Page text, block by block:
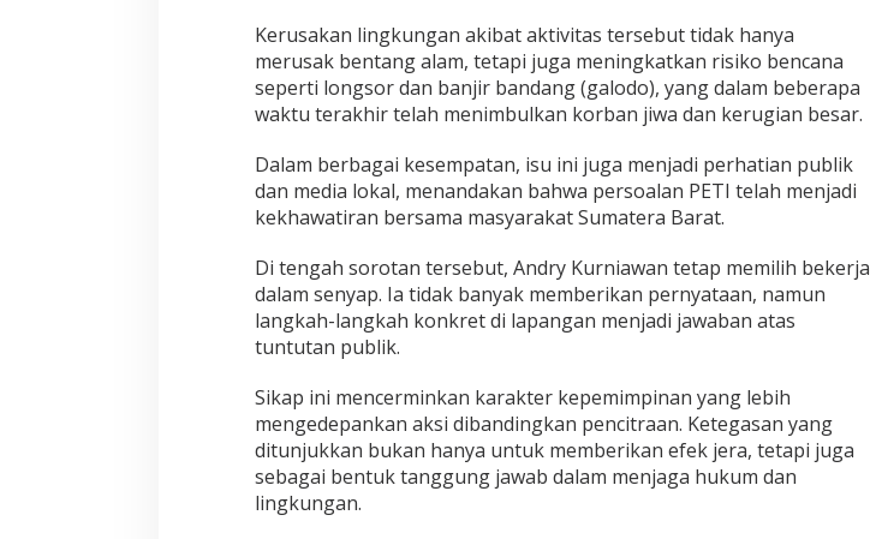
Kerusakan lingkungan akibat aktivitas tersebut tidak hanya
merusak bentang alam, tetapi juga meningkatkan risiko bencana
seperti longsor dan banjir bandang (galodo), yang dalam beberapa
waktu terakhir telah menimbulkan korban jiwa dan kerugian besar.
Dalam berbagai kesempatan, isu ini juga menjadi perhatian publik
dan media lokal, menandakan bahwa persoalan PETI telah menjadi
kekhawatiran bersama masyarakat Sumatera Barat.
Di tengah sorotan tersebut, Andry Kurniawan tetap memilih bekerja
dalam senyap. Ia tidak banyak memberikan pernyataan, namun
langkah-langkah konkret di lapangan menjadi jawaban atas
tuntutan publik.
Sikap ini mencerminkan karakter kepemimpinan yang lebih
mengedepankan aksi dibandingkan pencitraan. Ketegasan yang
ditunjukkan bukan hanya untuk memberikan efek jera, tetapi juga
sebagai bentuk tanggung jawab dalam menjaga hukum dan
lingkungan.